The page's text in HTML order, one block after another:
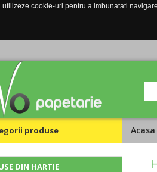
utilizeze cookie-uri pentru a imbunatati
produse Acasa
DIN HARTIE